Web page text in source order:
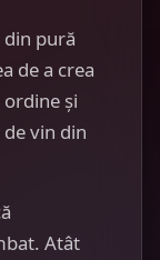
din pură
de a crea
și
vin din
Atât